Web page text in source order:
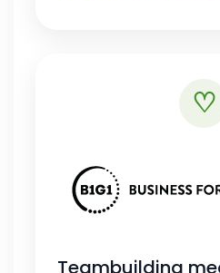
♡
Teambuilding